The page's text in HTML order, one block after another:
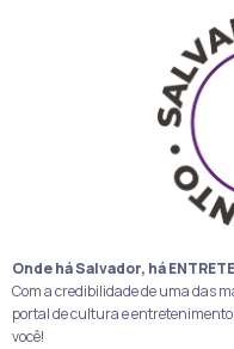
Onde há Salvador, há
Com a credibilidade de uma das
portal de cultura e
você!